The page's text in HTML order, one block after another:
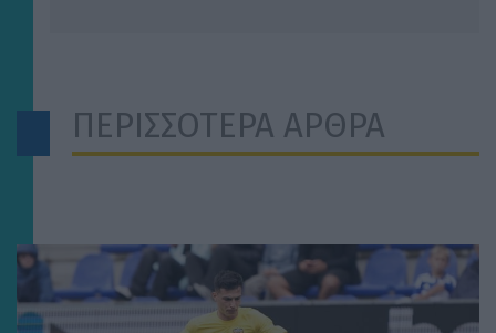
ΠΕΡΙΣΣΟΤΕΡΑ ΑΡΘΡΑ